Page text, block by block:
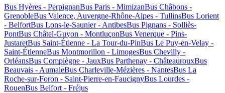
Bus Hyères - PerpignanBus Paris - MimizanBus Châbons -
GrenobleBus Valence, Auvergne-Rhône-Alpes - TullinsBus Lorient
- BelfortBus Lons-le-Saunier - AntibesBus Pignans - Solliès-
PontBus Châtel-Guyon - MontluçonBus Venerque - Pins-
JustaretBus Saint-Étienne - La Tour-du-PinBus Le Puy-en-Velay -
Saint-ÉtienneBus Montmorillon - LimogesBus Chevilly -
OrléansBus Compiègne - JauxBus Parthenay - ChâteaurouxBus
Beauvais - AumaleBus Charleville-Mézières - NantesBus La
Roche-sur-Foron - Saint-Pierre-en-FaucignyBus Lourdes -
RouenBus Belfort - Fréjus